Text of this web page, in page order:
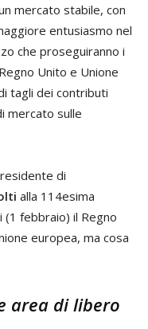
mercato stabile, con
entusiasmo nel
che proseguiranno i
Unito e Unione
tagli dei contributi
mercato sulle
di
alla 114esima
(1 febbraio) il Regno
europea, ma cosa
area di libero